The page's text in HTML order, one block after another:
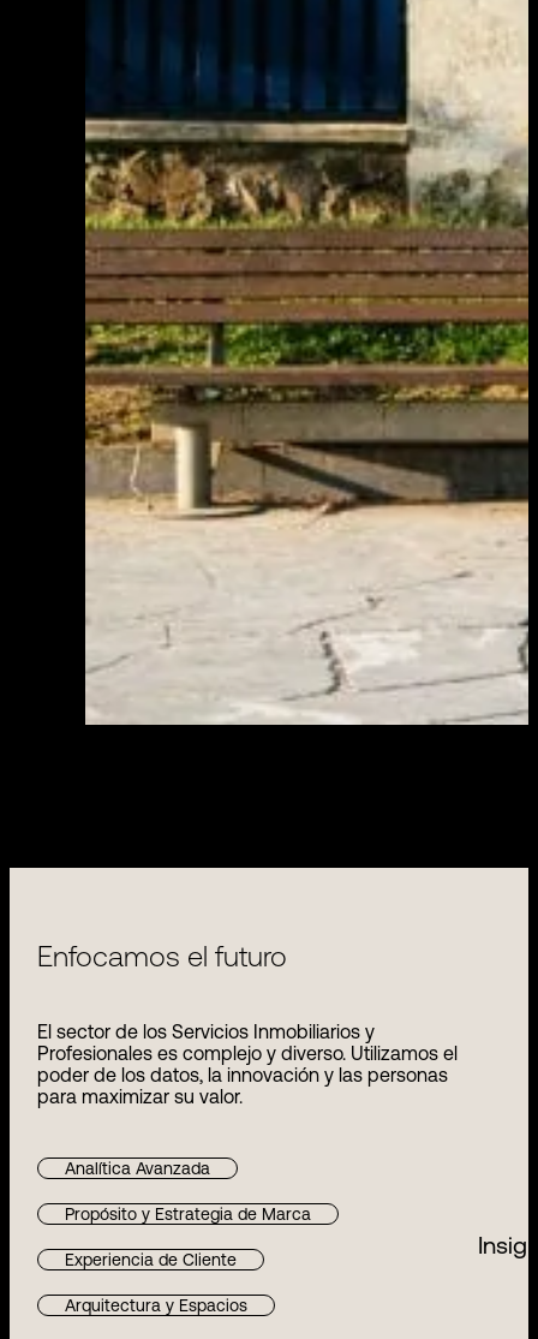
Enfocamos el futuro
El sector de los Servicios Inmobiliarios y
Profesionales es complejo y diverso. Utilizamos el
poder de los datos, la innovación y las personas
para maximizar su valor.
Analítica Avanzada
Propósito y Estrategia de Marca
Experiencia de Cliente
Arquitectura y Espacios